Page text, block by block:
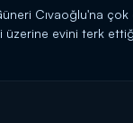
Cıvaoğlu'na
evini terk
yazarak hayatı